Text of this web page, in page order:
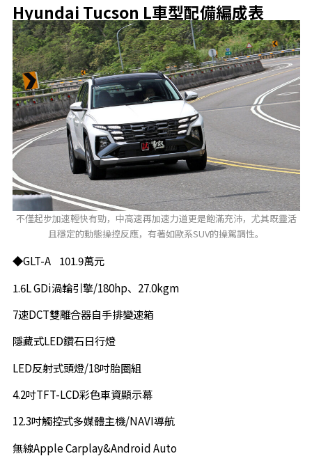
Hyundai Tucson L車型配備編成表
不僅起步加速輕快有勁，中高速再加速力道更是飽滿充沛，尤其既靈活
且穩定的動態操控反應，有著如歐系SUV的操駕調性。
◆GLT-A 101.9萬元
1.6L GDi渦輪引擎/180hp、27.0kgm
7速DCT雙離合器自手排變速箱
隱藏式LED鑽石日行燈
LED反射式頭燈/18吋胎圈組
4.2吋TFT-LCD彩色車資顯示幕
12.3吋觸控式多媒體主機/NAVI導航
無線Apple Carplay&Android Auto